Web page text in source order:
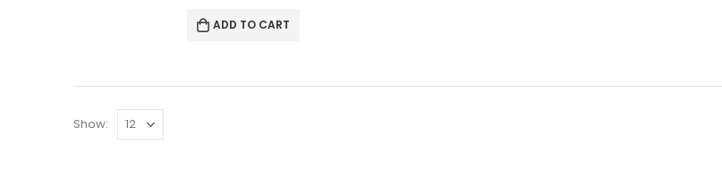
ADD TO CART
Show: